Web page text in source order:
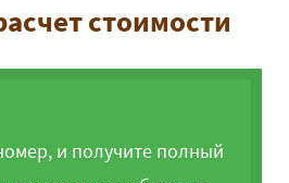
стоимости
и получите полный